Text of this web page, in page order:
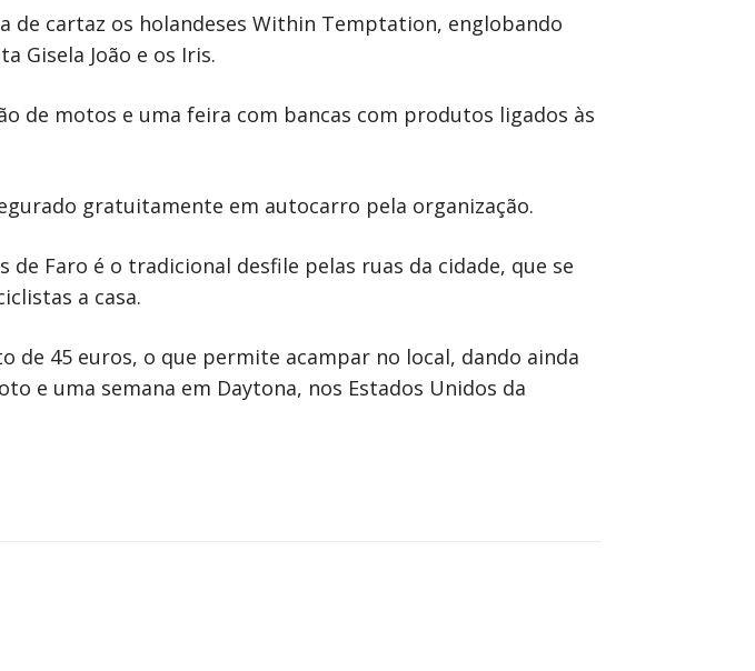
de cartaz os holandeses Within Temptation, englobando
Gisela João e os Iris.
de motos e uma feira com bancas com produtos ligados às
gratuitamente em autocarro pela organização.
Faro é o tradicional desfile pelas ruas da cidade, que se
a casa.
de 45 euros, o que permite acampar no local, dando ainda
e uma semana em Daytona, nos Estados Unidos da